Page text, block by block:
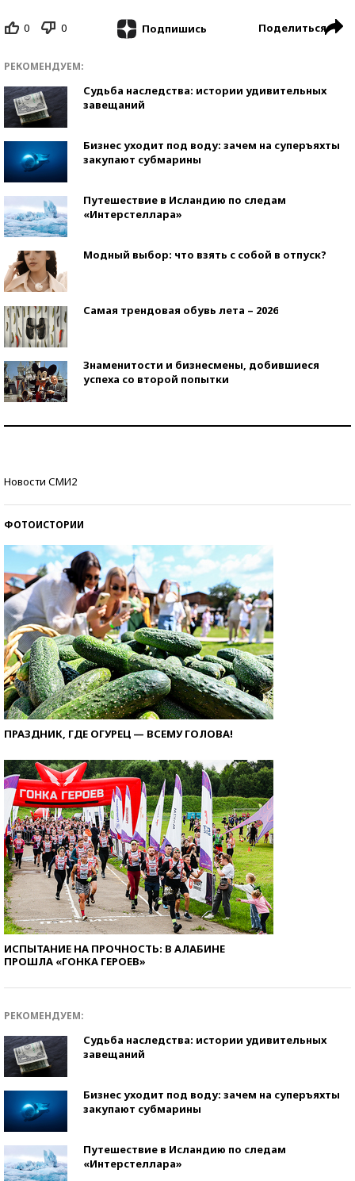
0 0 Подпишись Поделиться
РЕКОМЕНДУЕМ:
Судьба наследства: истории удивительных
завещаний
Бизнес уходит под воду: зачем на суперъяхты
закупают субмарины
Путешествие в Исландию по следам
«Интерстеллара»
Модный выбор: что взять с собой в отпуск?
Самая трендовая обувь лета – 2026
Знаменитости и бизнесмены, добившиеся
успеха со второй попытки
Новости СМИ2
ФОТОИСТОРИИ
ПРАЗДНИК, ГДЕ ОГУРЕЦ — ВСЕМУ ГОЛОВА!
ИСПЫТАНИЕ НА ПРОЧНОСТЬ: В АЛАБИНЕ
ПРОШЛА «ГОНКА ГЕРОЕВ»
РЕКОМЕНДУЕМ:
Судьба наследства: истории удивительных
завещаний
Бизнес уходит под воду: зачем на суперъяхты
закупают субмарины
Путешествие в Исландию по следам
«Интерстеллара»